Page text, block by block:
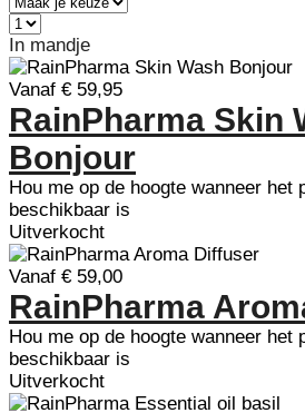
In mandje
Vanaf € 59,95
RainPharma Skin
Bonjour
Hou me op de hoogte wanneer het
beschikbaar is
Uitverkocht
Vanaf € 59,00
RainPharma
Hou me op de hoogte wanneer het
beschikbaar is
Uitverkocht